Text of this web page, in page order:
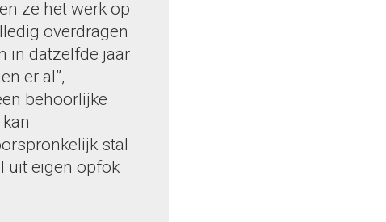
ze het werk op
overdragen
in datzelfde jaar
er al”,
behoorlijke
stal
uit eigen opfok